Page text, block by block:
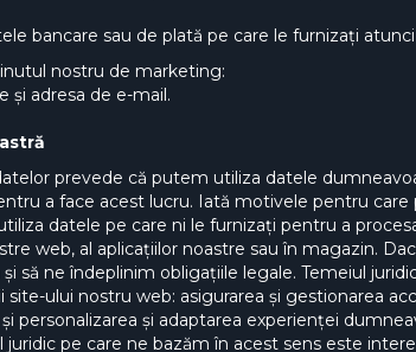
bancare sau de plată pe care le furnizați
nostru de marketing:
și adresa de e-mail.
prevede că putem utiliza datele
a face acest lucru. Iată motivele pentru
datele pe care ni le furnizați pentru a
web, al aplicațiilor noastre sau în magazin.
să ne îndeplinim obligațiile legale. Temeiul
ului nostru web: asigurarea și gestionarea
personalizarea și adaptarea experienței
juridic pe care ne bazăm în acest sens este